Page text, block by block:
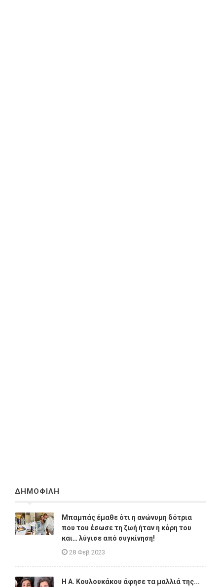
ΔΗΜΟΦΙΛΗ
Μπαμπάς έμαθε ότι η ανώνυμη δότρια
που του έσωσε τη ζωή ήταν η κόρη του
και… λύγισε από συγκίνηση!
28 Φεβ 2023
Η A. Κουλουκάκου άφησε τα μαλλιά της...